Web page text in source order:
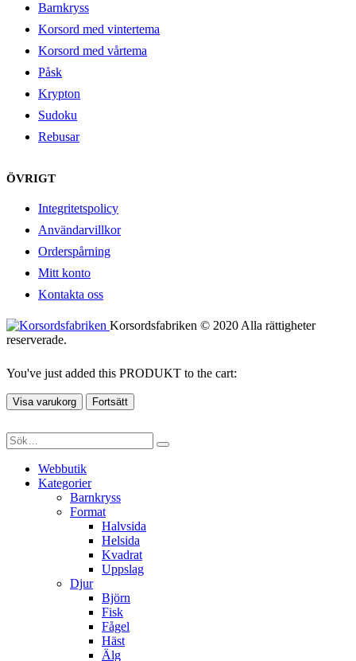
Barnkryss
Korsord med vintertema
Korsord med vårtema
Påsk
Krypton
Sudoku
Rebusar
ÖVRIGT
Integritetspolicy
Användarvillkor
Orderspårning
Mitt konto
Kontakta oss
Korsordsfabriken © 2020 Alla rättigheter
reserverade.
You've just added this PRODUKT to the cart:
Visa varukorg Fortsätt
Webbutik
Kategorier
Barnkryss
Format
Halvsida
Helsida
Kvadrat
Uppslag
Djur
Björn
Fisk
Fågel
Häst
Älg